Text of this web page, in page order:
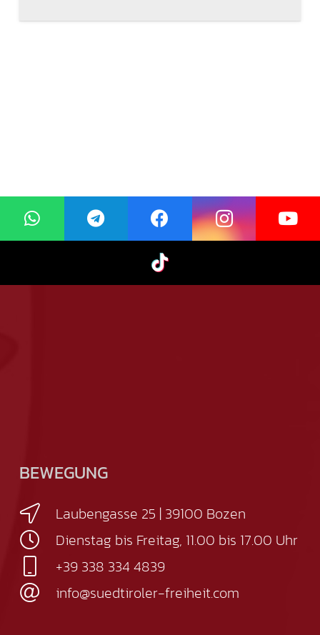
BEWEGUNG
Laubengasse 25 | 39100 Bozen
Dienstag bis Freitag, 11.00 bis 17.00 Uhr
+39 338 334 4839
info@suedtiroler-freiheit.com